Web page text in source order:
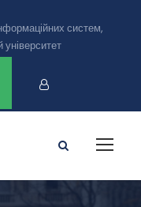
систем,